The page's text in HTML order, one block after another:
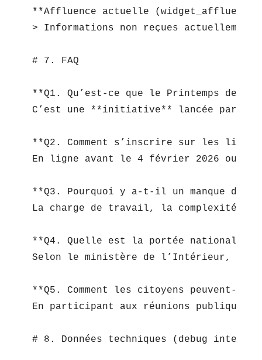
**Affluence actuelle
> Informations non reçues
# 7. FAQ
**Q1. Qu’est-ce que le Printemps des
C’est une **initiative** lancée par un
**Q2. Comment s’inscrire sur les
En ligne avant le 4 février 2026 ou
**Q3. Pourquoi y a-t-il un manque de
La charge de travail, la complexité
**Q4. Quelle est la portée nationale
Selon le ministère de l’Intérieur, 25 %
**Q5. Comment les citoyens peuvent-
En participant aux réunions